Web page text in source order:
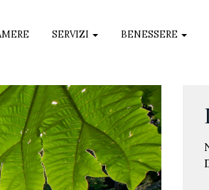
SERVIZI BENESSERE